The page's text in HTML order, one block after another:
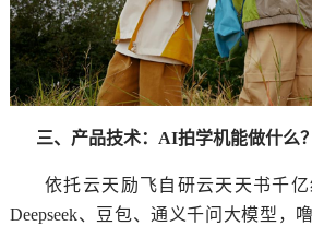
三、产品技术：AI拍学机能做什么？
依托云天励飞自研云天天书千
Deepseek、豆包、通义千问大模型，